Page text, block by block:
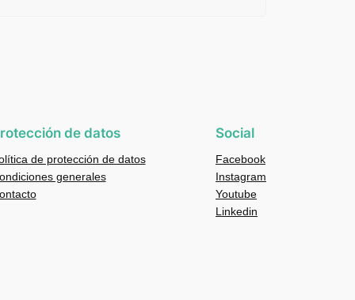
de datos
de protección de datos
generales
Social
Facebook
Instagram
Youtube
Linkedin